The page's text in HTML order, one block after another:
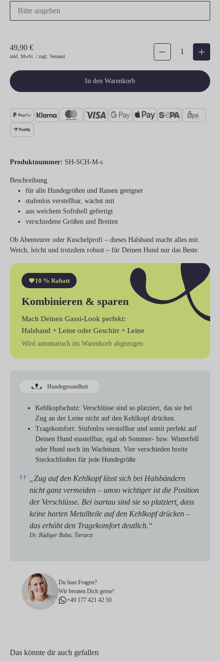
49,90 €
inkl. MwSt. / zzgl. Versand
Produkt Anzahl: Gib den
In den Warenkorb
Produktnummer: SH-SCH-M-s
Beschreibung
für alle Hundegrößen und Rassen geeignet
stufenlos verstellbar, wächst mit
aus weichem Softshell gefertigt
verschiedene Größen und Breiten
Ob Abenteurer oder Kuschelprofi – dieses Halsband macht alles mit.
Weich, leicht und trotzdem robust – für Deinen Hund nur das Beste.
10 % Rabatt
Kombinieren & sparen
Mach Deinen Gassi-Look perfekt:
Halsband + Leine oder Geschirr + Leine
Wird automatisch im Warenkorb abgezogen.
Hundegesundheit
Kehlkopfschutz: Verschlüsse sind so platziert, das sie bei
Zug an der Leine nicht auf den Kehlkopf drücken.
Tragekomfort: Stufenlos verstellbar und somit perfekt auf
Deinen Hund einstellbar, egal ob Sommer- bzw. Winterfell
oder Hund noch im Wachstum. Vier verschieden breite
Steckschließen für jede Hundegröße
„Zug auf den Kehlkopf lässt sich bei Halsbändern
nicht ganz vermeiden – umso wichtiger ist die Position
der Verschlüsse. Bei isartau sind sie so platziert, dass
keine harten Metallteile auf den Kehlkopf drücken –
das erhöht den Tragekomfort deutlich.“
Dr. Rüdiger Baba, Tierarzt
Du hast Fragen?
Wir beraten Dich gerne!
+49 177 421 42 50
Das könnte dir auch gefallen